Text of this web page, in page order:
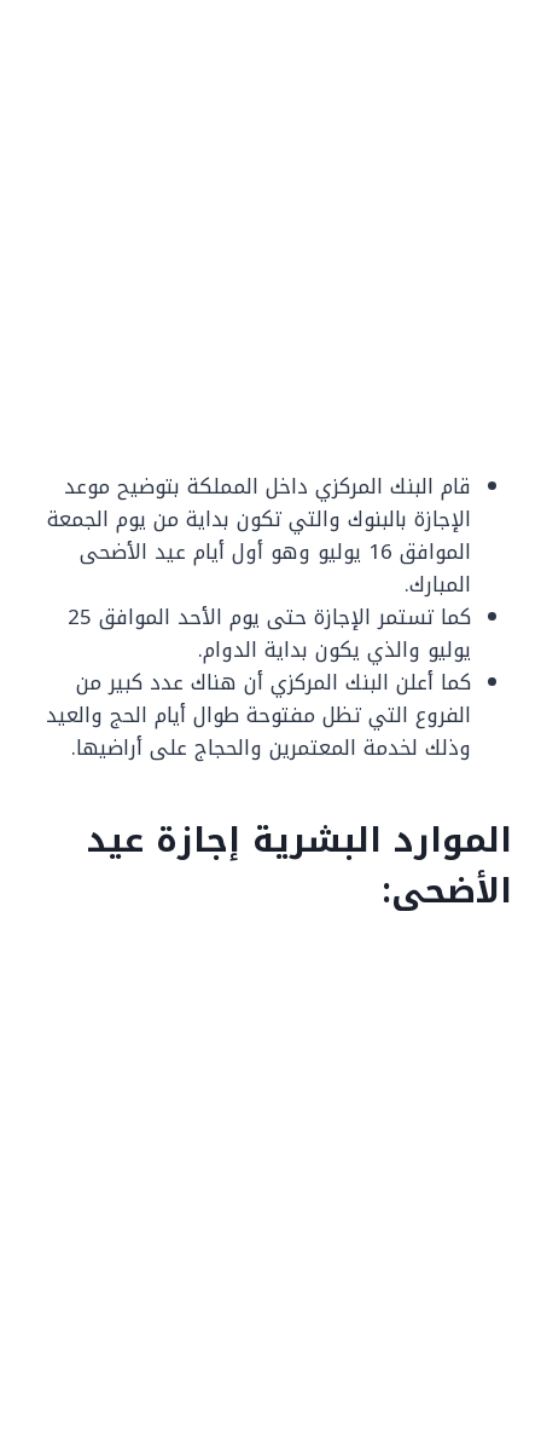
قام البنك المركزي داخل المملكة بتوضيح موعد
الإجازة بالبنوك والتي تكون بداية من يوم الجمعة
الموافق 16 يوليو وهو أول أيام عيد الأضحى
المبارك.
كما تستمر الإجازة حتى يوم الأحد الموافق 25
يوليو والذي يكون بداية الدوام.
كما أعلن البنك المركزي أن هناك عدد كبير من
الفروع التي تظل مفتوحة طوال أيام الحج والعيد
وذلك لخدمة المعتمرين والحجاج على أراضيها.
الموارد البشرية إجازة عيد
الأضحى: